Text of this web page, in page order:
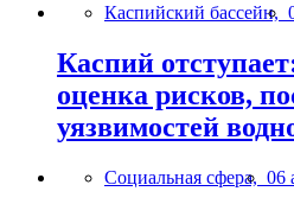
Каспийский бассейн,
Каспий
оценка рисков,
уязвимостей
Социальная сфера, 06